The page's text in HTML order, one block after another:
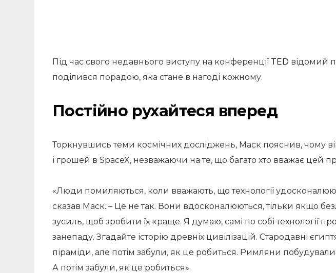
Під час свого недавнього виступу на конференції TED відомий
поділився порадою, яка стане в нагоді кожному.
Постійно рухайтеся вперед
Торкнувшись теми космічних досліджень, Маск пояснив, чому
і грошей в SpaceX, незважаючи на те, що багато хто вважає цей
«Люди помиляються, коли вважають, що технології
сказав Маск. – Це не так. Вони вдосконалюються, тільки якщо
зусиль, щоб зробити їх краще. Я думаю, самі по собі технології
занепаду. Згадайте історію древніх цивілізацій. Стародавні
піраміди, але потім забули, як це робиться. Римляни
А потім забули, як це робиться».